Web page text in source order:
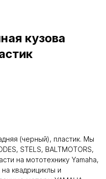
кузова
(черный), пластик. Мы
STELS, BALTMOTORS,
на мототехнику Yamaha,
квадрициклы и